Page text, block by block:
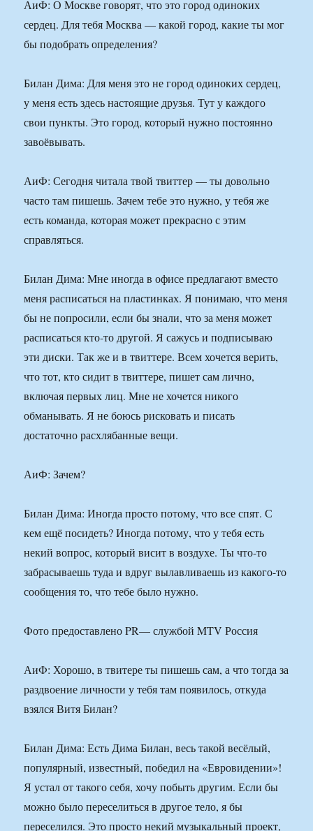
АиФ: О Москве говорят, что это город одиноких
сердец. Для тебя Москва — какой город, какие ты мог
бы подобрать определения?
Билан Дима: Для меня это не город одиноких сердец,
у меня есть здесь настоящие друзья. Тут у каждого
свои пункты. Это город, который нужно постоянно
завоёвывать.
АиФ: Сегодня читала твой твиттер — ты довольно
часто там пишешь. Зачем тебе это нужно, у тебя же
есть команда, которая может прекрасно с этим
справляться.
Билан Дима: Мне иногда в офисе предлагают вместо
меня расписаться на пластинках. Я понимаю, что меня
бы не попросили, если бы знали, что за меня может
расписаться кто-то другой. Я сажусь и подписываю
эти диски. Так же и в твиттере. Всем хочется верить,
что тот, кто сидит в твиттере, пишет сам лично,
включая первых лиц. Мне не хочется никого
обманывать. Я не боюсь рисковать и писать
достаточно расхлябанные вещи.
АиФ: Зачем?
Билан Дима: Иногда просто потому, что все спят. С
кем ещё посидеть? Иногда потому, что у тебя есть
некий вопрос, который висит в воздухе. Ты что-то
забрасываешь туда и вдруг вылавливаешь из какого-то
сообщения то, что тебе было нужно.
Фото предоставлено PR— службой MTV Россия
АиФ: Хорошо, в твитере ты пишешь сам, а что тогда за
раздвоение личности у тебя там появилось, откуда
взялся Витя Билан?
Билан Дима: Есть Дима Билан, весь такой весёлый,
популярный, известный, победил на «Евровидении»!
Я устал от такого себя, хочу побыть другим. Если бы
можно было переселиться в другое тело, я бы
переселился. Это просто некий музыкальный проект,